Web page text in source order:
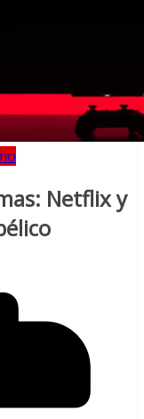
Netflix y